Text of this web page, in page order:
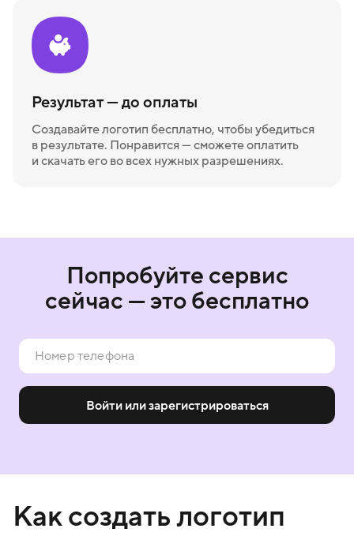
Результат — до оплаты
Создавайте логотип бесплатно, чтобы убедиться
в результате. Понравится — сможете оплатить
и скачать его во всех нужных разрешениях.
Попробуйте сервис
сейчас — это бесплатно
Войти или зарегистрироваться
Как создать логотип